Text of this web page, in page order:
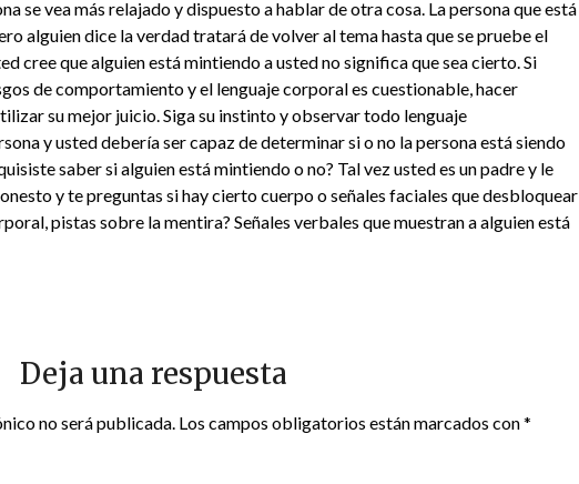
se vea más relajado y dispuesto a hablar de otra cosa. La persona que está
alguien dice la verdad tratará de volver al tema hasta que se pruebe el
cree que alguien está mintiendo a usted no significa que sea cierto. Si
de comportamiento y el lenguaje corporal es cuestionable, hacer
su mejor juicio. Siga su instinto y observar todo lenguaje
y usted debería ser capaz de determinar si o no la persona está siendo
saber si alguien está mintiendo o no? Tal vez usted es un padre y le
y te preguntas si hay cierto cuerpo o señales faciales que desbloquear
pistas sobre la mentira? Señales verbales que muestran a alguien está
Deja una respuesta
no será publicada. Los campos obligatorios están marcados con*